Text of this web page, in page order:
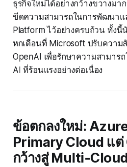
ธุรกิจใหม่ได้อย่างกว้างขวางม
ขีดความสามารถในการพัฒนาแ
Platform ไว้อย่างครบถ้วน ทั้งนี้
หกเดือนที่ Microsoft ปรับความ
OpenAI เพื่อรักษาความสามาร
AI ที่ร้อนแรงอย่างต่อเนื่อง
ข้อตกลงใหม่:
Primary Cloud แต่
กว้างสู่ Multi-